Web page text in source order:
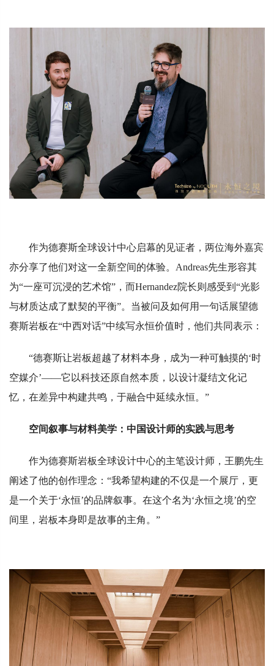
作为德赛斯全球设计中心启幕的见证者，两位海外嘉宾
亦分享了他们对这一全新空间的体验。Andreas先生形容其
为“一座可沉浸的艺术馆”，而Hernandez院长则感受到“光影
与材质达成了默契的平衡”。当被问及如何用一句话展望德
赛斯岩板在“中西对话”中续写永恒价值时，他们共同表示：
“德赛斯让岩板超越了材料本身，成为一种可触摸的‘时
空媒介’——它以科技还原自然本质，以设计凝结文化记
忆，在差异中构建共鸣，于融合中延续永恒。”
空间叙事与材料美学：中国设计师的实践与思考
作为德赛斯岩板全球设计中心的主笔设计师，王鹏先生
阐述了他的创作理念：“我希望构建的不仅是一个展厅，更
是一个关于‘永恒’的品牌叙事。在这个名为‘永恒之境’的空
间里，岩板本身即是故事的主角。”